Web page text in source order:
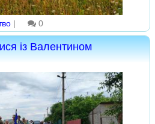
| 0
із Валентином